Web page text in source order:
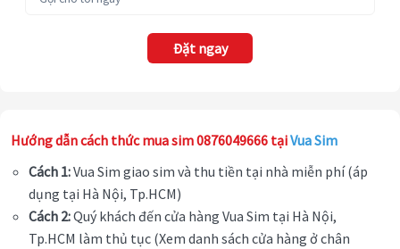
Đặt ngay
Hướng dẫn cách thức mua sim 0876049666 tạiVua Sim
Cách 1:Vua Sim giao sim và thu tiền tại nhà miễn phí (áp
dụng tại Hà Nội, Tp.HCM)
Cách 2:Quý khách đến cửa hàng Vua Sim tại Hà Nội,
Tp.HCM làm thủ tục (Xem danh sách cửa hàng ở chân